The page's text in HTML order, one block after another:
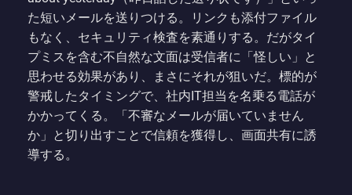
た短いメールを送りつける。リンクも添付ファイル
もなく、セキュリティ検査を素通りする。だがタイ
プミスを含む不自然な文面は受信者に「怪しい」と
思わせる効果があり、まさにそれが狙いだ。標的が
警戒したタイミングで、社内IT担当を名乗る電話が
かかってくる。「不審なメールが届いていません
か」と切り出すことで信頼を獲得し、画面共有に誘
導する。